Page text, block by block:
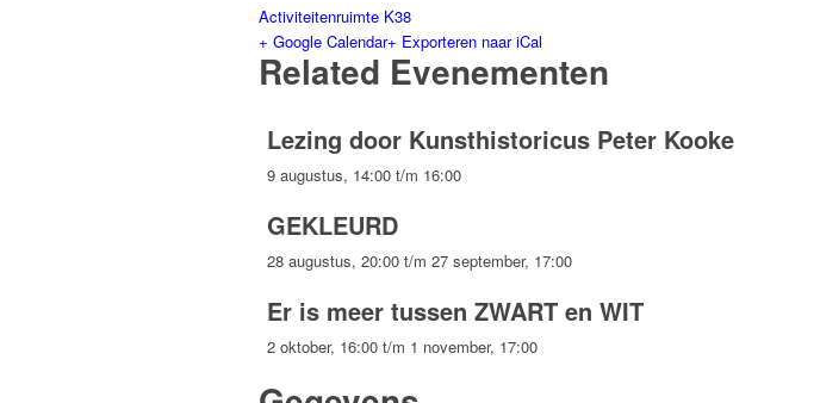
Activiteitenruimte K38
+ Google Calendar+ Exporteren naar iCal
Related Evenementen
Lezing door Kunsthistoricus Peter Kooke
9 augustus, 14:00 t/m 16:00
GEKLEURD
28 augustus, 20:00 t/m 27 september, 17:00
Er is meer tussen ZWART en WIT
2 oktober, 16:00 t/m 1 november, 17:00